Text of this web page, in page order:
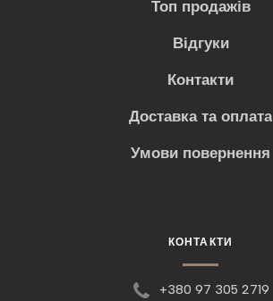
Топ продажів
Відгуки
Контакти
Доставка та оплата
Умови повернення
КОНТАКТИ
+380 97 305 2719